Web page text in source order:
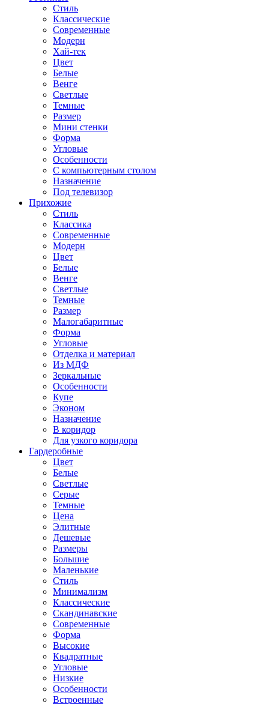
Стиль
Классические
Современные
Модерн
Хай-тек
Цвет
Белые
Венге
Светлые
Темные
Размер
Мини стенки
Форма
Угловые
Особенности
С компьютерным столом
Назначение
Под телевизор
Прихожие
Стиль
Классика
Современные
Модерн
Цвет
Белые
Венге
Светлые
Темные
Размер
Малогабаритные
Форма
Угловые
Отделка и материал
Из МДФ
Зеркальные
Особенности
Купе
Эконом
Назначение
В коридор
Для узкого коридора
Гардеробные
Цвет
Белые
Светлые
Серые
Темные
Цена
Элитные
Дешевые
Размеры
Большие
Маленькие
Стиль
Минимализм
Классические
Скандинавские
Современные
Форма
Высокие
Квадратные
Угловые
Низкие
Особенности
Встроенные